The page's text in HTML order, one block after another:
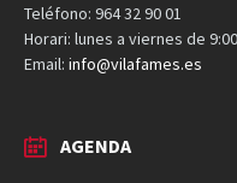
Teléfono: 964 32 90 01
Horari: lunes a viernes de
Email: info@vilafames.es
AGENDA